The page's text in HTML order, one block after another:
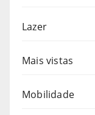
Lazer
Mais vistas
Mobilidade